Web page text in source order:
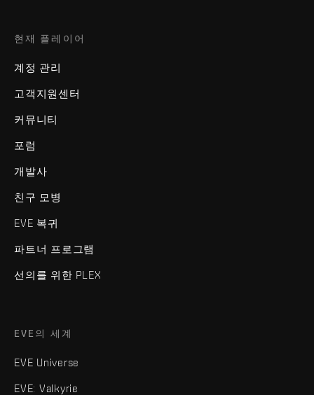
현재 플레이어
계정 관리
고객지원센터
커뮤니티
포럼
개발사
친구 모병
EVE 복귀
파트너 프로그램
선의를 위한 PLEX
EVE의 세계
EVE Universe
EVE: Valkyrie